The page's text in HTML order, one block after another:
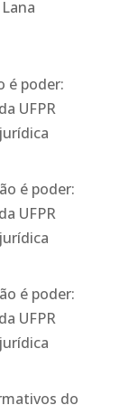
é poder:
UFPR
é poder:
UFPR
é poder:
UFPR
do